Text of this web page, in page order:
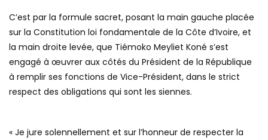
C’est par la formule sacret, posant la main gauche placée
sur la Constitution loi fondamentale de la Côte d’Ivoire, et
la main droite levée, que Tiémoko Meyliet Koné s’est
engagé à œuvrer aux côtés du Président de la République
à remplir ses fonctions de Vice-Président, dans le strict
respect des obligations qui sont les siennes.
« Je jure solennellement et sur l’honneur de respecter la